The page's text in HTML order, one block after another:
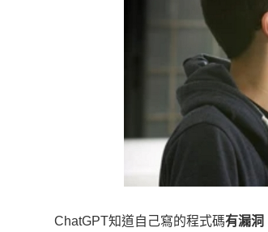
ChatGPT知道自己寫的程式碼有漏洞